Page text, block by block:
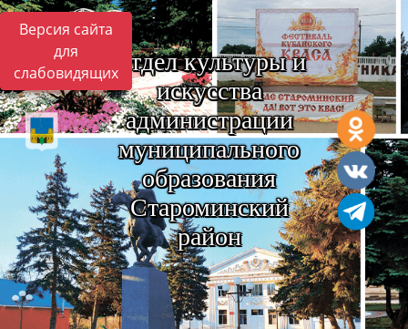
Версия сайта
для
слабовидящих Отдел культуры и
искусства
администрации
муниципального
образования
Староминский
район